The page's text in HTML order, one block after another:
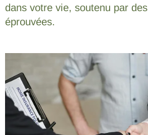
dans votre vie, soutenu par
éprouvées.